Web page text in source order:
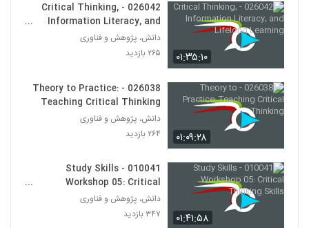
124
028134 - نظریه شبکه (Network Theory)
125
028135 - نظریه شبکه (Network Theory)
۴۵۶ بازدید
028136 - نظریه شبکه (Network Theory)
۶۳۲ بازدید
028137 - نظریه شبکه (Network Theory)
۰۱:۳۵:۱۰
026042 - Critical Thinking,
Information Literacy, and
Lifelong Learning
دانش، پژوهش و فناوری
۲۶۵ بازدید
۰۱:۰۹:۲۸
026038 - Theory to Practice:
Teaching Critical Thinking
دانش، پژوهش و فناوری
۲۶۴ بازدید
۰۱:۴۱:۵۸
010041 - Study Skills
Workshop 05: Critical
Thinking Skills
دانش، پژوهش و فناوری
۳۴۷ بازدید